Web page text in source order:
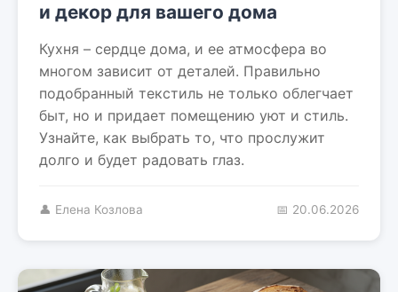
и декор для вашего дома
Кухня – сердце дома, и ее атмосфера во
многом зависит от деталей. Правильно
подобранный текстиль не только облегчает
быт, но и придает помещению уют и стиль.
Узнайте, как выбрать то, что прослужит
долго и будет радовать глаз.
👤 Елена Козлова 📅 20.06.2026